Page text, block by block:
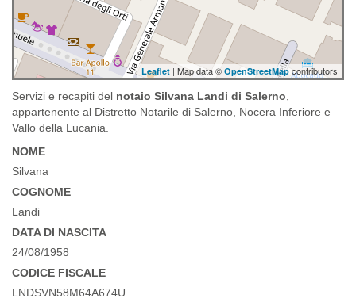
Leaflet | Map data © OpenStreetMap contributors
Servizi e recapiti del notaio Silvana Landi di Salerno
appartenente al Distretto Notarile di Salerno, Nocera Inferiore e
Vallo della Lucania.
NOME
Silvana
COGNOME
Landi
DATA DI NASCITA
24/08/1958
CODICE FISCALE
LNDSVN58M64A674U